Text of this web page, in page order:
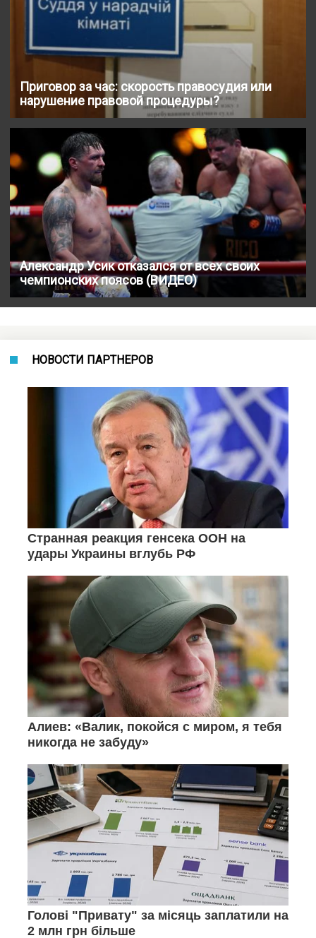
Приговор за час: скорость правосудия или
нарушение правовой процедуры?
Александр Усик отказался от всех своих
чемпионских поясов (ВИДЕО)
НОВОСТИ ПАРТНЕРОВ